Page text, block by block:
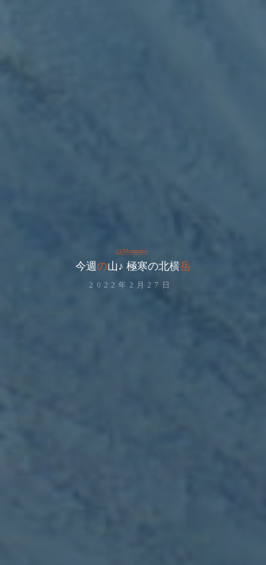
山(Mountain)
今週の山♪ 極寒の北横岳
2022年2月27日